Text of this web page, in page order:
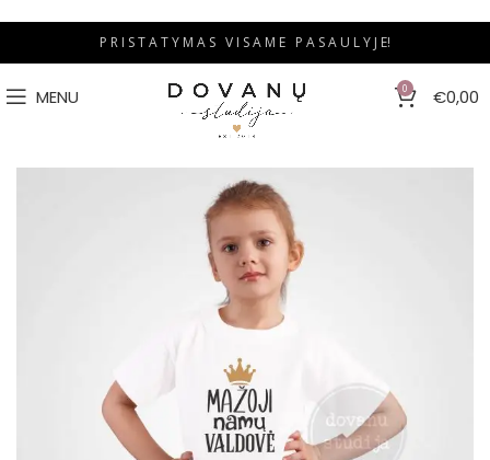
P R I S T A T Y M A S V I S A M E P A S A U L Y J E!
MENU 0 €0,00